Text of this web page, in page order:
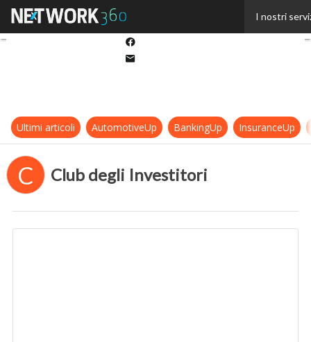
I nostri
Ultimi articoli AutomotiveUp BankingUp InsuranceUp
C Club degli Investitori